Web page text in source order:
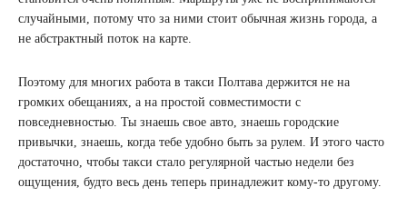
случайными, потому что за ними стоит обычная жизнь города, а
не абстрактный поток на карте.
Поэтому для многих работа в такси Полтава держится не на
громких обещаниях, а на простой совместимости с
повседневностью. Ты знаешь свое авто, знаешь городские
привычки, знаешь, когда тебе удобно быть за рулем. И этого часто
достаточно, чтобы такси стало регулярной частью недели без
ощущения, будто весь день теперь принадлежит кому-то другому.